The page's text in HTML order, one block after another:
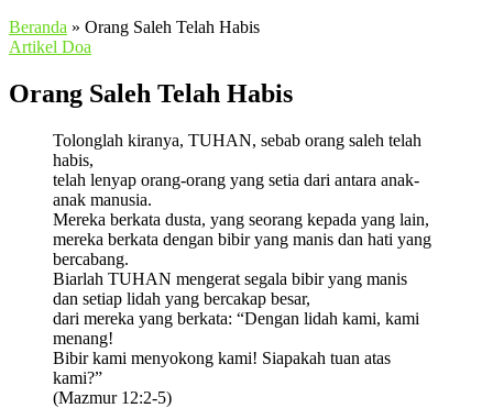
Beranda » Orang Saleh Telah Habis
Artikel Doa
Orang Saleh Telah Habis
Tolonglah kiranya, TUHAN, sebab orang saleh telah
habis,
telah lenyap orang-orang yang setia dari antara anak-
anak manusia.
Mereka berkata dusta, yang seorang kepada yang lain,
mereka berkata dengan bibir yang manis dan hati yang
bercabang.
Biarlah TUHAN mengerat segala bibir yang manis
dan setiap lidah yang bercakap besar,
dari mereka yang berkata: “Dengan lidah kami, kami
menang!
Bibir kami menyokong kami! Siapakah tuan atas
kami?”
(Mazmur 12:2-5)